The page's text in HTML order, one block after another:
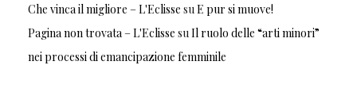
Che vinca il migliore – L'Eclisse su E pur si muove!
Pagina non trovata – L'Eclisse su Il ruolo delle “arti minori”
nei processi di emancipazione femminile